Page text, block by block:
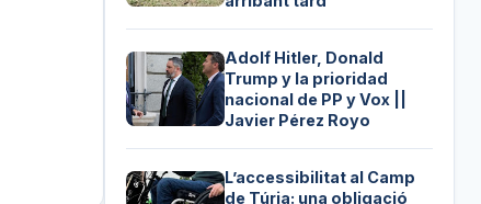
Adolf Hitler, Donald
Trump y la prioridad
nacional de PP y Vox ||
Javier Pérez Royo
L’accessibilitat al Camp
de Túria: una obligació